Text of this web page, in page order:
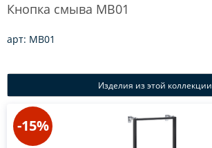
Кнопка смыва MB01
арт: MB01
Изделия из этой коллекции
-15%